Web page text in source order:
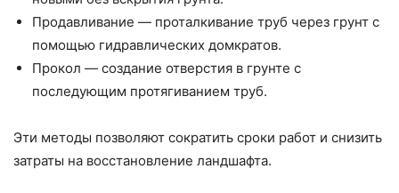
Продавливание — проталкивание труб через грунт с
помощью гидравлических домкратов.
Прокол — создание отверстия в грунте с
последующим протягиванием труб.
Эти методы позволяют сократить сроки работ и снизить
затраты на восстановление ландшафта.